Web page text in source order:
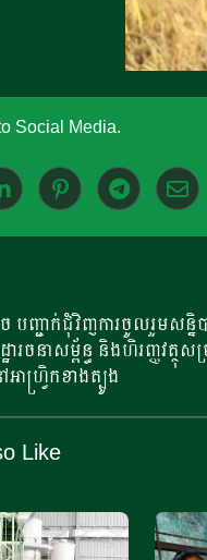
Social Media.
បញ្ជាក់ជុំវិញការចូលរួមសន្និ
ឋារចនាសម្ព័ន្ធ និងហិរញ្ញវ
ាហ្វ្រិកខាងត្បូង
Like